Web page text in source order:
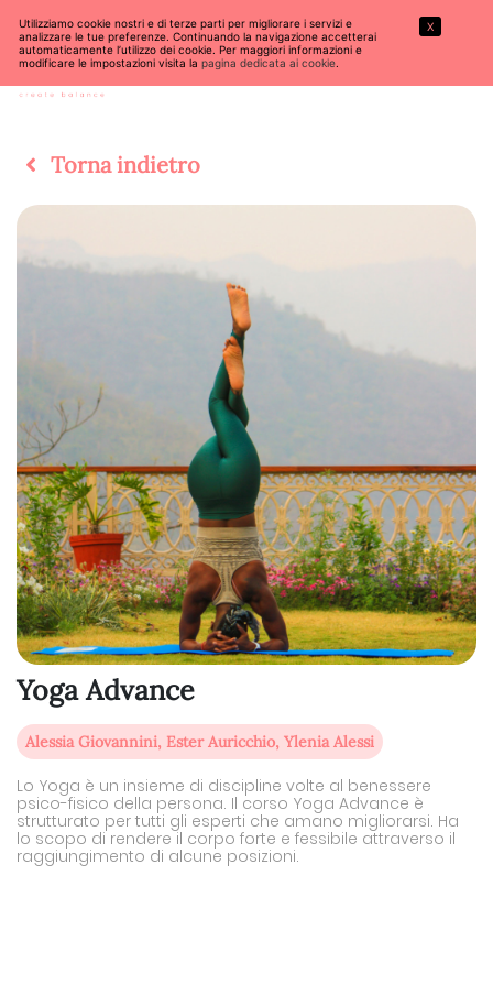
Torna indietro
Yoga Advance
Alessia Giovannini, Ester Auricchio, Ylenia Alessi
Lo Yoga è un insieme di discipline volte al benessere
psico-fisico della persona. Il corso Yoga Advance è
strutturato per tutti gli esperti che amano migliorarsi. Ha
lo scopo di rendere il corpo forte e fessibile attraverso il
raggiungimento di alcune posizioni.
Utilizziamo cookie nostri e di terze parti per migliorare i servizi e
analizzare le tue preferenze. Continuando la navigazione accetterai
automaticamente l’utilizzo dei cookie. Per maggiori informazioni e
modificare le impostazioni visita lapagina dedicata ai cookie.
X